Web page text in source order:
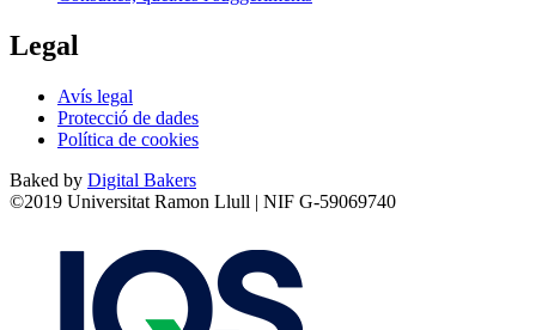
Legal
Avís legal
Protecció de dades
Política de cookies
Baked by Digital Bakers
©2019 Universitat Ramon Llull | NIF G-59069740